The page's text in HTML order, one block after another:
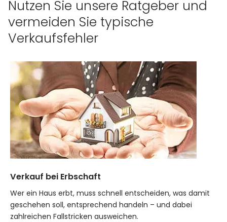
Nutzen Sie unsere Ratgeber und
vermeiden Sie typische
Verkaufsfehler
Verkauf bei Erbschaft
Wer ein Haus erbt, muss schnell entscheiden, was damit
geschehen soll, entsprechend handeln – und dabei
zahlreichen Fallstricken ausweichen.